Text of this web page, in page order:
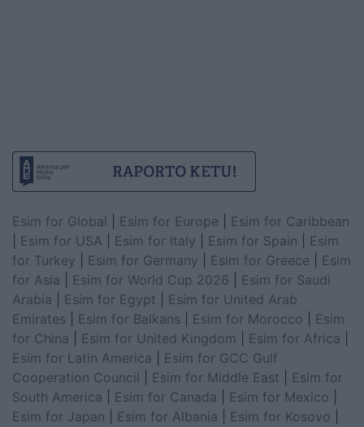
Esim for Global Esim for Europe
Esim for Caribbean
Esim for USA Esim for Italy Esim for Spain
Esim
for Turkey
Esim for Germany Esim for Greece
Esim
for Asia
Esim for World Cup 2026
Esim for Saudi
Arabia
Esim for Egypt
Esim for United Arab
Emirates
Esim for Balkans Esim for Morocco
Esim
for China
Esim for United Kingdom Esim for Africa
Esim for Latin America
Esim for GCC Gulf
Cooperation Council
Esim for Middle East
Esim for
South America
Esim for Canada Esim for Mexico
Esim for Japan
Esim for Albania Esim for Kosovo